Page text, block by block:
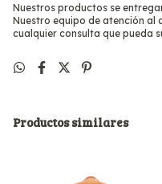
Nuestros productos se
Nuestro equipo de atención al
cualquier consulta que pueda
Productos similares